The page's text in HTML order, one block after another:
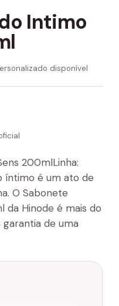
Intimo
disponível
200mlLinha:
íntimo é um ato de
O Sabonete
da Hinode é mais do
de uma